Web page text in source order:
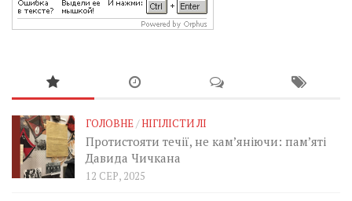
ГОЛОВНЕ /НІГІЛІСТИ ЛІ
Протистояти течії, не кам’яніючи: пам’яті
Давида Чичкана
12 СЕР, 2025